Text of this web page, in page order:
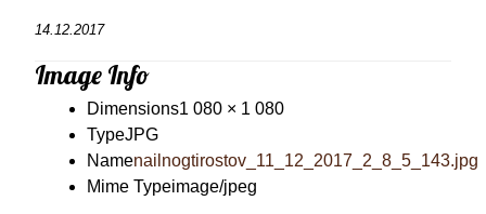
14.12.2017
Image Info
Dimensions1 080 × 1 080
TypeJPG
Namenailnogtirostov_11_12_2017_2_8_5_143.jpg
Mime Typeimage/jpeg